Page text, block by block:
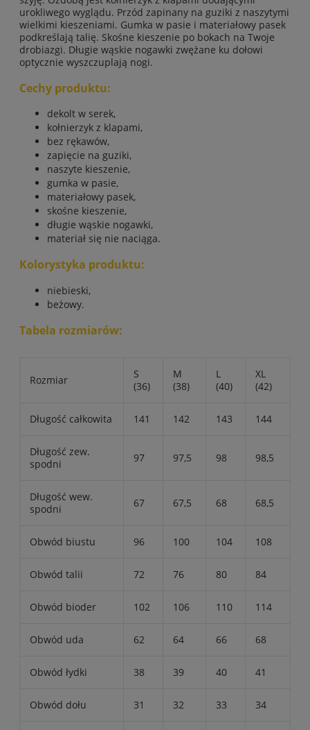
urokliwego wyglądu. Przód zapinany na guziki z naszytymi
wielkimi kieszeniami. Gumka w pasie i materiałowy pasek
podkreślają talię. Skośne kieszenie po bokach na Twoje
drobiazgi. Długie wąskie nogawki zwężane ku dołowi
optycznie wyszczuplają nogi.
Cechy produktu:
dekolt w serek,
kołnierzyk z klapami,
bez rękawów,
zapięcie na guziki,
naszyte kieszenie,
gumka w pasie,
materiałowy pasek,
skośne kieszenie,
długie wąskie nogawki,
materiał się nie naciąga.
Kolorystyka produktu:
niebieski,
beżowy.
Tabela rozmiarów:
Rozmiar
S
(36)
M
(38)
L
(40)
XL
(42)
Długość całkowita 141 142 143 144
Długość zew.
spodni
97 97,5 98 98,5
Długość wew.
spodni
67 67,5 68 68,5
Obwód biustu 96 100 104 108
Obwód talii 72 76 80 84
Obwód bioder 102 106 110 114
Obwód uda 62 64 66 68
Obwód łydki 38 39 40 41
Obwód dołu 31 32 33 34